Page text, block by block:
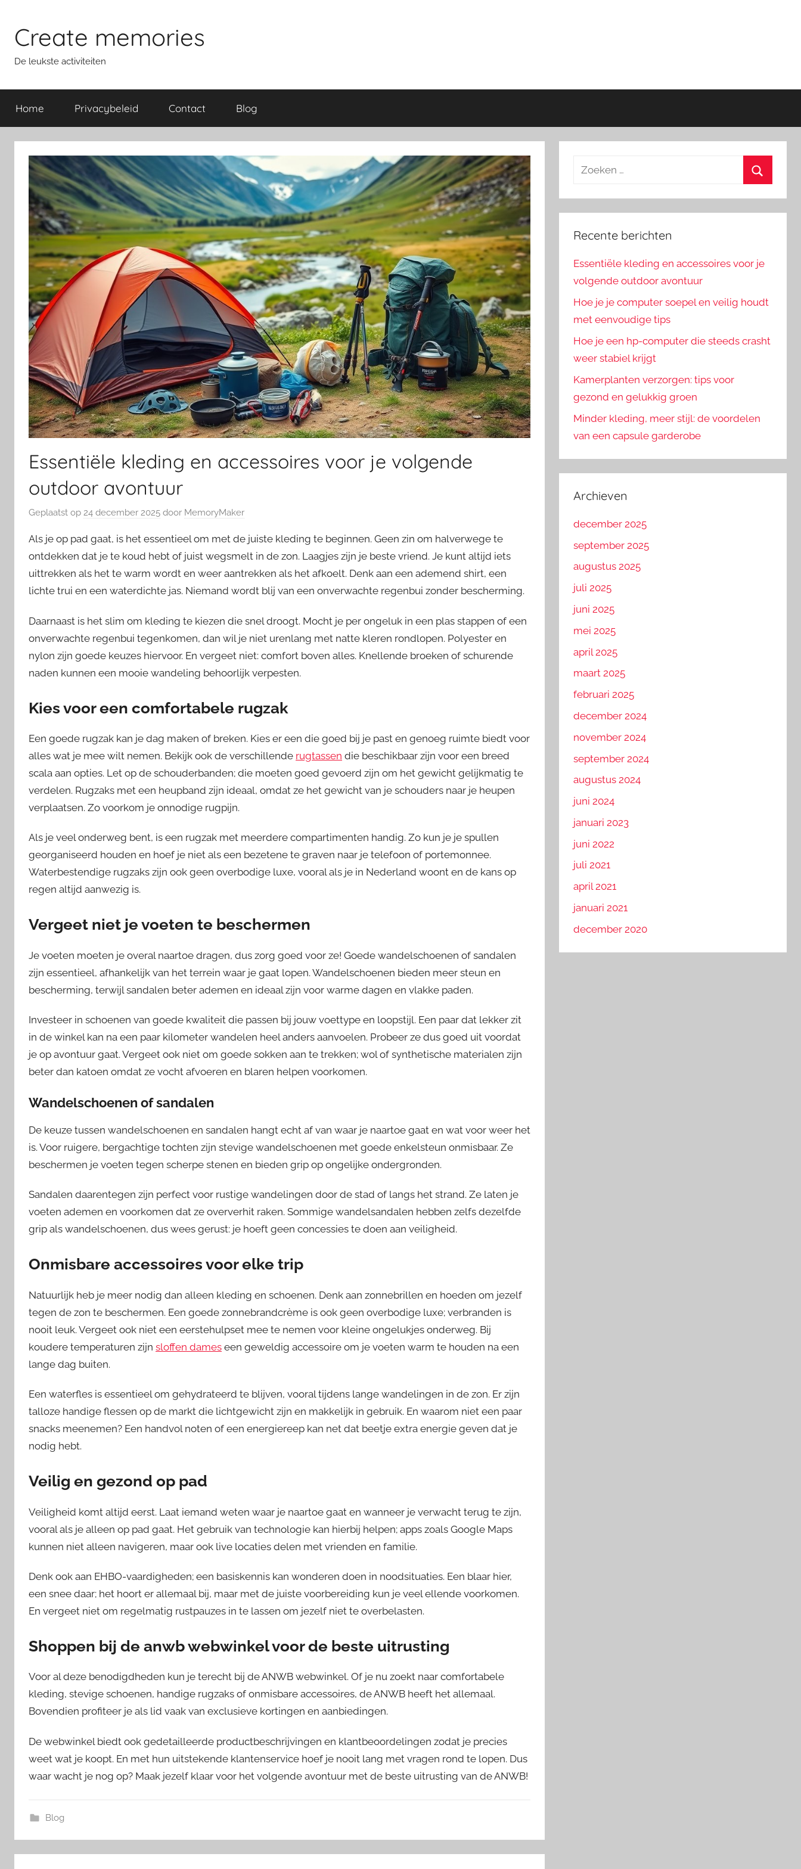
inhoud
Create memories
De leukste activiteiten
Home Privacybeleid Contact Blog
Essentiële kleding en accessoires voor je volgende
outdoor avontuur
Geplaatst op 24 december 2025 door MemoryMaker
Als je op pad gaat, is het essentieel om met de juiste kleding te beginnen. Geen zin om halverwege te
ontdekken dat je te koud hebt of juist wegsmelt in de zon. Laagjes zijn je beste vriend. Je kunt altijd iets
uittrekken als het te warm wordt en weer aantrekken als het afkoelt. Denk aan een ademend shirt, een
lichte trui en een waterdichte jas. Niemand wordt blij van een onverwachte regenbui zonder bescherming.
Daarnaast is het slim om kleding te kiezen die snel droogt. Mocht je per ongeluk in een plas stappen of een
onverwachte regenbui tegenkomen, dan wil je niet urenlang met natte kleren rondlopen. Polyester en
nylon zijn goede keuzes hiervoor. En vergeet niet: comfort boven alles. Knellende broeken of schurende
naden kunnen een mooie wandeling behoorlijk verpesten.
Kies voor een comfortabele rugzak
Een goede rugzak kan je dag maken of breken. Kies er een die goed bij je past en genoeg ruimte biedt voor
alles wat je mee wilt nemen. Bekijk ook de verschillende rugtassen die beschikbaar zijn voor een breed
scala aan opties. Let op de schouderbanden; die moeten goed gevoerd zijn om het gewicht gelijkmatig te
verdelen. Rugzaks met een heupband zijn ideaal, omdat ze het gewicht van je schouders naar je heupen
verplaatsen. Zo voorkom je onnodige rugpijn.
Als je veel onderweg bent, is een rugzak met meerdere compartimenten handig. Zo kun je je spullen
georganiseerd houden en hoef je niet als een bezetene te graven naar je telefoon of portemonnee.
Waterbestendige rugzaks zijn ook geen overbodige luxe, vooral als je in Nederland woont en de kans op
regen altijd aanwezig is.
Vergeet niet je voeten te beschermen
Je voeten moeten je overal naartoe dragen, dus zorg goed voor ze! Goede wandelschoenen of sandalen
zijn essentieel, afhankelijk van het terrein waar je gaat lopen. Wandelschoenen bieden meer steun en
bescherming, terwijl sandalen beter ademen en ideaal zijn voor warme dagen en vlakke paden.
Investeer in schoenen van goede kwaliteit die passen bij jouw voettype en loopstijl. Een paar dat lekker zit
in de winkel kan na een paar kilometer wandelen heel anders aanvoelen. Probeer ze dus goed uit voordat
je op avontuur gaat. Vergeet ook niet om goede sokken aan te trekken; wol of synthetische materialen zijn
beter dan katoen omdat ze vocht afvoeren en blaren helpen voorkomen.
Wandelschoenen of sandalen
De keuze tussen wandelschoenen en sandalen hangt echt af van waar je naartoe gaat en wat voor weer het
is. Voor ruigere, bergachtige tochten zijn stevige wandelschoenen met goede enkelsteun onmisbaar. Ze
beschermen je voeten tegen scherpe stenen en bieden grip op ongelijke ondergronden.
Sandalen daarentegen zijn perfect voor rustige wandelingen door de stad of langs het strand. Ze laten je
voeten ademen en voorkomen dat ze oververhit raken. Sommige wandelsandalen hebben zelfs dezelfde
grip als wandelschoenen, dus wees gerust: je hoeft geen concessies te doen aan veiligheid.
Onmisbare accessoires voor elke trip
Natuurlijk heb je meer nodig dan alleen kleding en schoenen. Denk aan zonnebrillen en hoeden om jezelf
tegen de zon te beschermen. Een goede zonnebrandcrème is ook geen overbodige luxe; verbranden is
nooit leuk. Vergeet ook niet een eerstehulpset mee te nemen voor kleine ongelukjes onderweg. Bij
koudere temperaturen zijn sloffen dames een geweldig accessoire om je voeten warm te houden na een
lange dag buiten.
Een waterfles is essentieel om gehydrateerd te blijven, vooral tijdens lange wandelingen in de zon. Er zijn
talloze handige flessen op de markt die lichtgewicht zijn en makkelijk in gebruik. En waarom niet een paar
snacks meenemen? Een handvol noten of een energiereep kan net dat beetje extra energie geven dat je
nodig hebt.
Veilig en gezond op pad
Veiligheid komt altijd eerst. Laat iemand weten waar je naartoe gaat en wanneer je verwacht terug te zijn,
vooral als je alleen op pad gaat. Het gebruik van technologie kan hierbij helpen; apps zoals Google Maps
kunnen niet alleen navigeren, maar ook live locaties delen met vrienden en familie.
Denk ook aan EHBO-vaardigheden; een basiskennis kan wonderen doen in noodsituaties. Een blaar hier,
een snee daar; het hoort er allemaal bij, maar met de juiste voorbereiding kun je veel ellende voorkomen.
En vergeet niet om regelmatig rustpauzes in te lassen om jezelf niet te overbelasten.
Shoppen bij de anwb webwinkel voor de beste uitrusting
Voor al deze benodigdheden kun je terecht bij de ANWB webwinkel. Of je nu zoekt naar comfortabele
kleding, stevige schoenen, handige rugzaks of onmisbare accessoires, de ANWB heeft het allemaal.
Bovendien profiteer je als lid vaak van exclusieve kortingen en aanbiedingen.
De webwinkel biedt ook gedetailleerde productbeschrijvingen en klantbeoordelingen zodat je precies
weet wat je koopt. En met hun uitstekende klantenservice hoef je nooit lang met vragen rond te lopen. Dus
waar wacht je nog op? Maak jezelf klaar voor het volgende avontuur met de beste uitrusting van de ANWB!
Blog
Zoeken
Recente berichten
Essentiële kleding en accessoires voor je
volgende outdoor avontuur
Hoe je je computer soepel en veilig houdt
met eenvoudige tips
Hoe je een hp-computer die steeds crasht
weer stabiel krijgt
Kamerplanten verzorgen: tips voor
gezond en gelukkig groen
Minder kleding, meer stijl: de voordelen
van een capsule garderobe
Archieven
december 2025
september 2025
augustus 2025
juli 2025
juni 2025
mei 2025
april 2025
maart 2025
februari 2025
december 2024
november 2024
september 2024
augustus 2024
juni 2024
januari 2023
juni 2022
juli 2021
april 2021
januari 2021
december 2020